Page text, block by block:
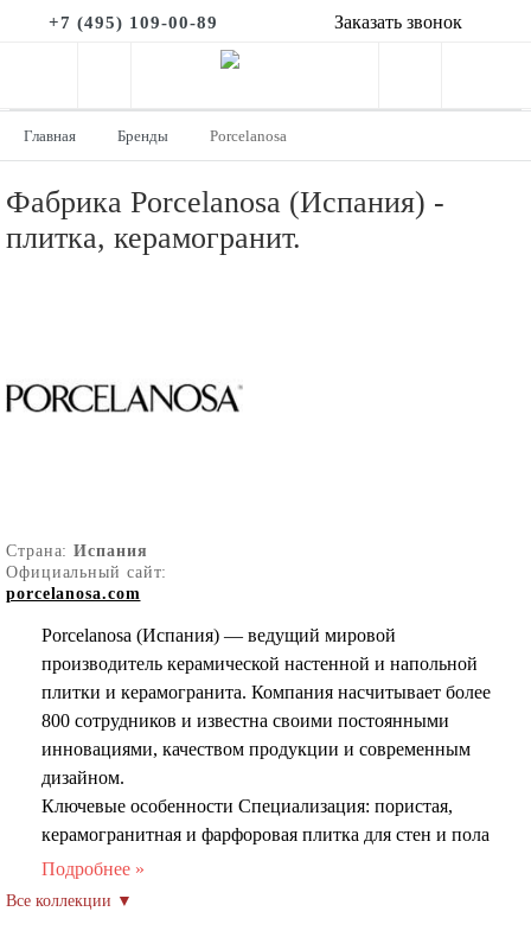
+7 (495) 109-00-89 Заказать звонок
Главная Бренды Porcelanosa
Фабрика Porcelanosa (Испания) -
плитка, керамогранит.
Страна:Испания
Официальный сайт:
porcelanosa.com
Porcelanosa (Испания) — ведущий мировой
производитель керамической настенной и напольной
плитки и керамогранита. Компания насчитывает более
800 сотрудников и известна своими постоянными
инновациями, качеством продукции и современным
дизайном.
Ключевые особенности Специализация: пористая,
керамогранитная и фарфоровая плитка для стен и пола
Технологии: передовые производственные процессы и